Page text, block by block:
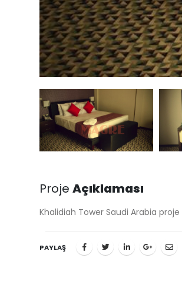
Proje Açıklaması
Khalidiah Tower Saudi Arabia proje
PAYLAŞ